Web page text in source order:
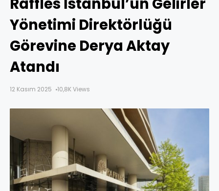
Raffles İstanbul’un Gelirler
Yönetimi Direktörlüğü
Görevine Derya Aktay
Atandı
12 Kasım 2025 10,8K Views